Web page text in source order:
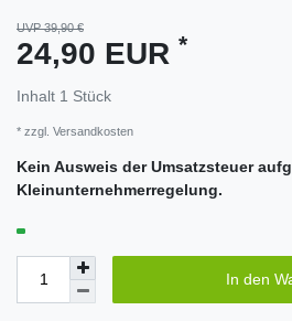
UVP 39,90 €
24,90 EUR *
Inhalt 1 Stück
* zzgl. Versandkosten
Kein Ausweis der Umsatzsteuer
Kleinunternehmerregelung.
In den